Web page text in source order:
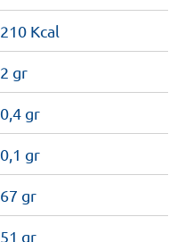
210 Kcal
2 gr
0,4 gr
0,1 gr
67 gr
51 gr